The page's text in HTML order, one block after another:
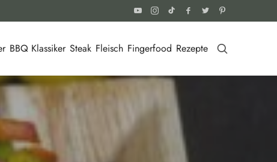
BBQ Klassiker Steak Fleisch Fingerfood Rezepte